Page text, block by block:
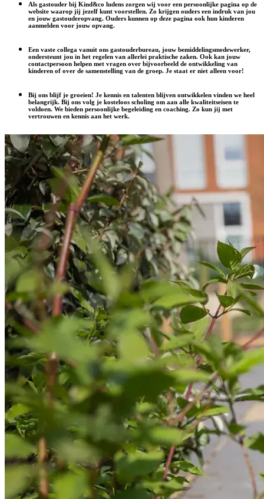
Als gastouder bij Kind&co ludens zorgen wij voor een persoonlijke pagina op de
website waarop jij jezelf kunt voorstellen. Zo krijgen ouders een indruk van jou
en jouw gastouderopvang. Ouders kunnen op deze pagina ook hun kinderen
aanmelden voor jouw opvang.
Een vaste collega vanuit ons gastouderbureau, jouw bemiddelingsmedewerker,
ondersteunt jou in het regelen van allerlei praktische zaken. Ook kan jouw
contactpersoon helpen met vragen over bijvoorbeeld de ontwikkeling van
kinderen of over de samenstelling van de groep. Je staat er niet alleen voor!
Bij ons blijf je groeien! Je kennis en talenten blijven ontwikkelen vinden we heel
belangrijk. Bij ons volg je kosteloos scholing om aan alle kwaliteitseisen te
voldoen. We bieden persoonlijke begeleiding en coaching. Zo kun jij met
vertrouwen en kennis aan het werk.